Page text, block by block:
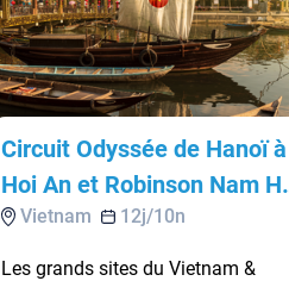
Circuit Odyssée de Hanoï à
Hoi An et Robinson Nam
An 5* - Vols Flex
Vietnam 12j/10n
Les grands sites du Vietnam &